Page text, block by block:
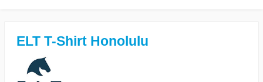
ELT T-Shirt Honolulu